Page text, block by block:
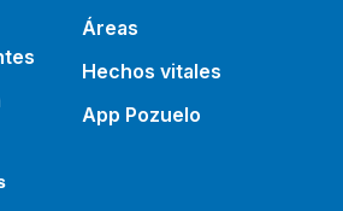
Áreas
Hechos vitales
App Pozuelo